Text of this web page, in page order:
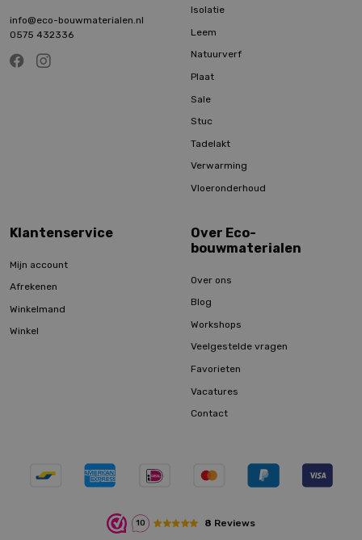
info@eco-bouwmaterialen.nl
0575 432336
Isolatie
Leem
Natuurverf
Plaat
Sale
Stuc
Tadelakt
Verwarming
Vloeronderhoud
Klantenservice
Mijn account
Afrekenen
Winkelmand
Winkel
Over Eco-
bouwmaterialen
Over ons
Blog
Workshops
Veelgestelde vragen
Favorieten
Vacatures
Contact
10 8 Reviews